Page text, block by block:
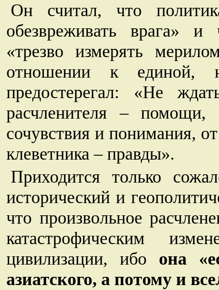
Он считал, что
обезвреживать врага»
«трезво измерять
отношении к единой,
предостерегал: «Не
расчленителя – помощи,
сочувствия и понимания,
клеветника – правды».
Приходится только
исторический и
что произвольное
катастрофическим
цивилизации, ибо она
азиатского, а потому и